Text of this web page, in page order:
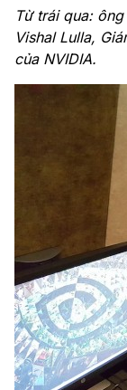
Từ trái qua:
Vishal Lulla,
của NVIDIA.